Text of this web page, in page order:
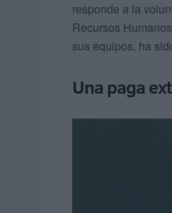
responde a la
Recursos
sus equipos, ha
Una paga